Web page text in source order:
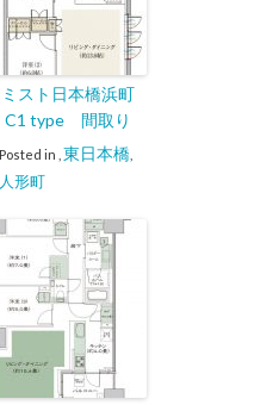
スト日本橋浜町
C1 type 間取り
Posted in 東日本橋,
人形町